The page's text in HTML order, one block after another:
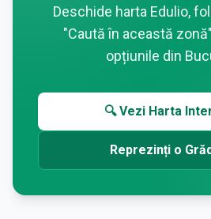
Deschide harta Edulio,
"Caută în această
opțiunile din
🔍 Vezi Harta
Reprezinți o